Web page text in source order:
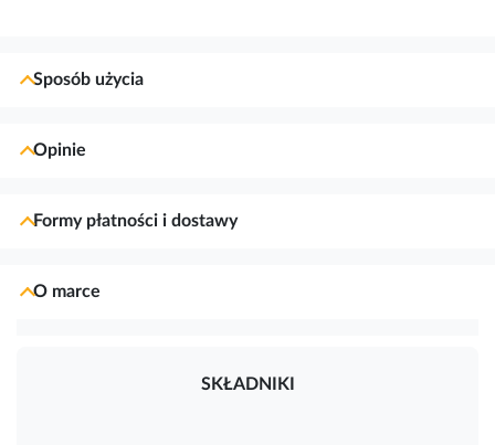
Sposób użycia
Opinie
Formy płatności i dostawy
O marce
SKŁADNIKI